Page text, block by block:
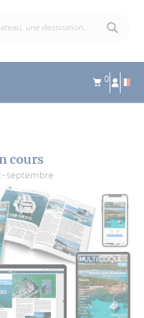
0
cours
septembre